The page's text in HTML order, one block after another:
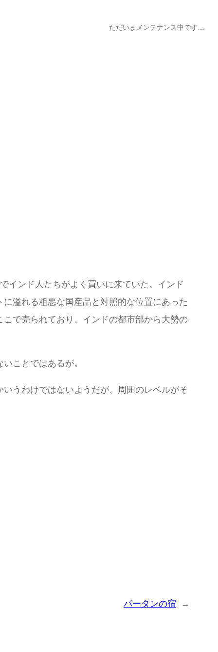
ただいまメンテナンス中です…
インド人たちがよく買いに来ていた。インド
溢れる粗悪な国産品と対照的な位置にあった
で売られており、インドの都市部から大勢の
ことではあるが。
うわけではないようだが、周囲のレベルがそ
パータンの宿 →